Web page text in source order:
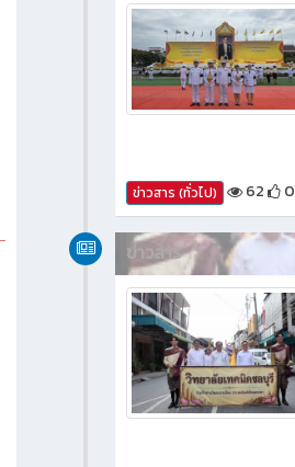
ข่าวสาร (ทั่วไป) 62 0
ข่าวสาร